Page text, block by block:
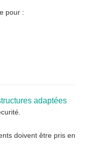
pour :
adaptées
doivent être pris en